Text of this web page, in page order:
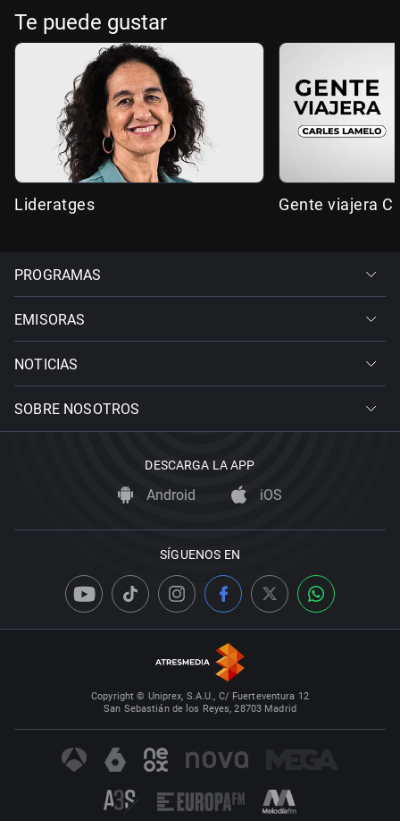
Te puede gustar
Lideratges Gente viajera
PROGRAMAS
EMISORAS
NOTICIAS
SOBRE NOSOTROS
DESCARGA LA APP
Android iOS
SÍGUENOS EN
Copyright © Uniprex, S.A.U., C/ Fuerteventura 12
San Sebastián de los Reyes, 28703 Madrid